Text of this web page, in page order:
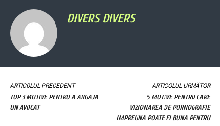
DIVERS DIVERS
ARTICOLUL PRECEDENT
TOP 3 MOTIVE PENTRU A ANGAJA
UN AVOCAT
ARTICOLUL URMĂTOR
5 MOTIVE PENTRU CARE
VIZIONAREA DE PORNOGRAFIE
IMPREUNA POATE FI BUNA PENTRU